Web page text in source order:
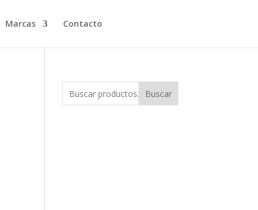
Marcas Contacto
Buscar